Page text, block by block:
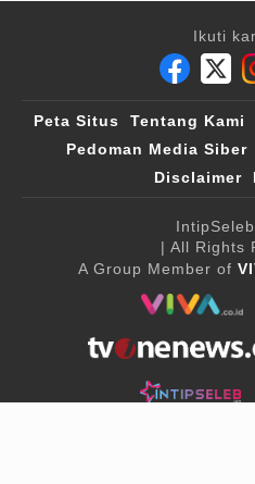
Ikuti
Peta Situs Tentang Kami
Pedoman Media Siber
Disclaimer
IntipSeleb
| All Rights
A Group Member of